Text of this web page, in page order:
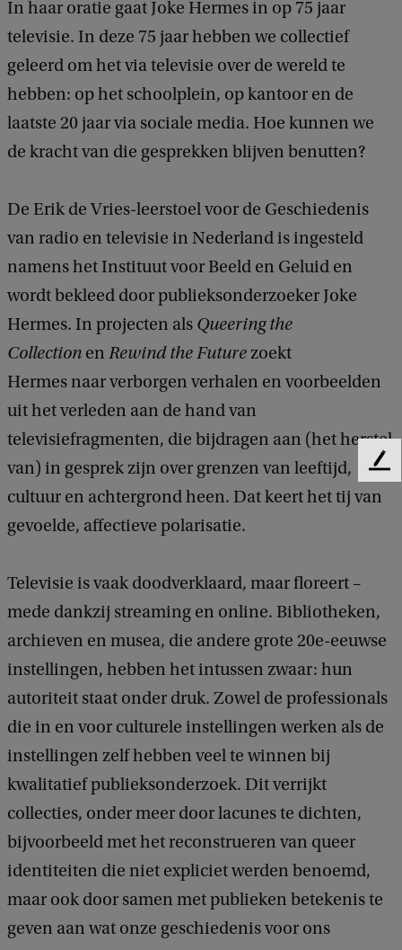
e
n
t
W
e
m
e
t
e
n
h
e
t
o
v
e
r
t
l
e
v
i
s
i
e
h
e
b
b
e
n
In haar oratie gaat Joke Hermes in op 75 jaar
televisie. In deze 75 jaar hebben we collectief
geleerd om het via televisie over de wereld te
hebben: op het schoolplein, op kantoor en de
laatste 20 jaar via sociale media. Hoe kunnen we
de kracht van die gesprekken blijven benutten?
De Erik de Vries-leerstoel voor de Geschiedenis
van radio en televisie in Nederland is ingesteld
namens het Instituut voor Beeld en Geluid en
wordt bekleed door publieksonderzoeker Joke
Hermes. In projecten als Queering the
Collection en Rewind the Futurezoekt
Hermes naar verborgen verhalen en voorbeelden
uit het verleden aan de hand van
televisiefragmenten, die bijdragen aan (het herstel
van) in gesprek zijn over grenzen van leeftijd,
cultuur en achtergrond heen. Dat keert het tij van
gevoelde, affectieve polarisatie.
Televisie is vaak doodverklaard, maar floreert –
mede dankzij streaming en online. Bibliotheken,
archieven en musea, die andere grote 20e-eeuwse
instellingen, hebben het intussen zwaar: hun
autoriteit staat onder druk. Zowel de professionals
die in en voor culturele instellingen werken als de
instellingen zelf hebben veel te winnen bij
kwalitatief publieksonderzoek. Dit verrijkt
collecties, onder meer door lacunes te dichten,
bijvoorbeeld met het reconstrueren van queer
identiteiten die niet expliciet werden benoemd,
maar ook door samen met publieken betekenis te
geven aan wat onze geschiedenis voor ons
F